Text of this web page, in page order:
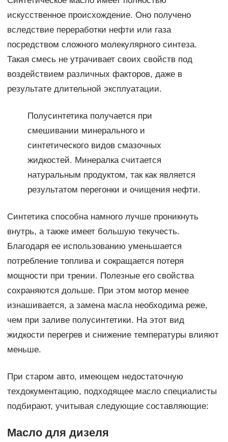
искусственное происхождение. Оно получено
вследствие переработки нефти или газа
посредством сложного молекулярного синтеза.
Такая смесь не утрачивает своих свойств под
воздействием различных факторов, даже в
результате длительной эксплуатации.
Полусинтетика получается при
смешивании минерального и
синтетического видов смазочных
жидкостей. Минералка считается
натуральным продуктом, так как является
результатом перегонки и очищения нефти.
Синтетика способна намного лучше проникнуть
внутрь, а также имеет большую текучесть.
Благодаря ее использованию уменьшается
потребление топлива и сокращается потеря
мощности при трении. Полезные его свойства
сохраняются дольше. При этом мотор менее
изнашивается, а замена масла необходима реже,
чем при заливе полусинтетики. На этот вид
жидкости перегрев и снижение температуры влияют
меньше.
При старом авто, имеющем недостаточную
техдокументацию, подходящее масло специалисты
подбирают, учитывая следующие составляющие:
Масло для дизеля